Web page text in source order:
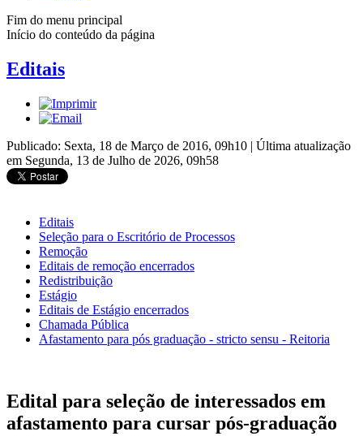
Fim do menu principal
Início do conteúdo da página
Editais
Publicado: Sexta, 18 de Março de 2016, 09h10 | Última atualização
em Segunda, 13 de Julho de 2026, 09h58
Editais
Seleção para o Escritório de Processos
Remoção
Editais de remoção encerrados
Redistribuição
Estágio
Editais de Estágio encerrados
Chamada Pública
Afastamento para pós graduação - stricto sensu - Reitoria
Edital para seleção de interessados em
afastamento para cursar pós-graduação